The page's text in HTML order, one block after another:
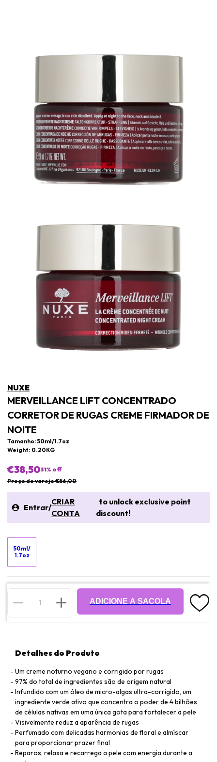
NUXE
MERVEILLANCE LIFT CONCENTRADO
CORRETOR DE RUGAS CREME FIRMADOR DE
NOITE
Tamanho: 50ml/1.7oz
Weight: 0.20KG
€38,5031% off
Preço de varejo €56,00
Entrar/
CRIAR
CONTA
to unlock exclusive point
discount!
50ml/
1.7oz
ADICIONE A SACOLA
Detalhes do Produto
Um creme noturno vegano e corrigido por rugas
97% do total de ingredientes são de origem natural
Infundido com um óleo de micro-algas ultra-corrigido, um
ingrediente verde ativo que concentra o poder de 4 bilhões
de células nativas em uma única gota para fortalecer a pele
Visivelmente reduz a aparência de rugas
Perfumado com delicadas harmonias de floral e almíscar
para proporcionar prazer final
Reparos, relaxa e recarrega a pele com energia durante a